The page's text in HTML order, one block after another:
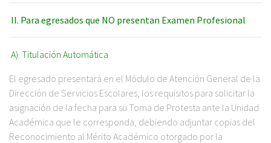
II. Para egresados que NO presentan Examen Profesional
A). Titulación Automática
El egresado presentará en el Módulo de Atención General de la
Dirección de Servicios Escolares, los requisitos para solicitar la
asignación de la fecha para su Toma de Protesta ante la Unidad
Académica que le corresponda, debiendo adjuntar copias del
Reconocimiento al Mérito Académico otorgado por la